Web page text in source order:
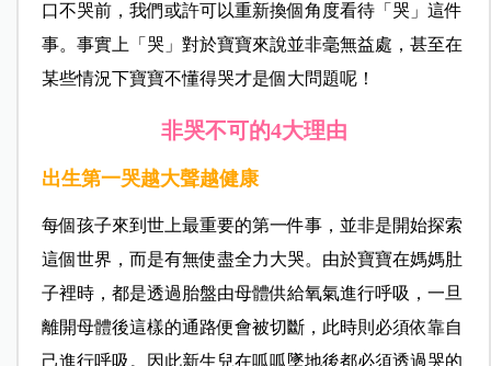
口不哭前，我們或許可以重新換個角度看待「哭」這件
事。事實上「哭」對於寶寶來說並非毫無益處，甚至在
某些情況下寶寶不懂得哭才是個大問題呢！
非哭不可的4大理由
出生第一哭越大聲越健康
每個孩子來到世上最重要的第一件事，並非是開始探索
這個世界，而是有無使盡全力大哭。由於寶寶在媽媽肚
子裡時，都是透過胎盤由母體供給氧氣進行呼吸，一旦
離開母體後這樣的通路便會被切斷，此時則必須依靠自
己進行呼吸。因此新生兒在呱呱墜地後都必須透過哭的